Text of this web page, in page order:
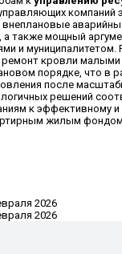
компаний
внеплановые
также мощный
и муниципалитетом.
кровли малыми
порядке, что в
после
решений
к эффективному и
жилым фондом.
2026
2026